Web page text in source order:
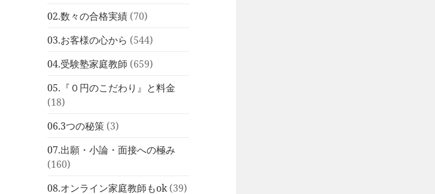
02.数々の合格実績 (70)
03.お客様の心から (544)
04.受験塾家庭教師 (659)
05.『０円のこだわり』と料金
(18)
06.3つの秘策 (3)
07.出願・小論・面接への極み
(160)
08.オンライン家庭教師もok(39)